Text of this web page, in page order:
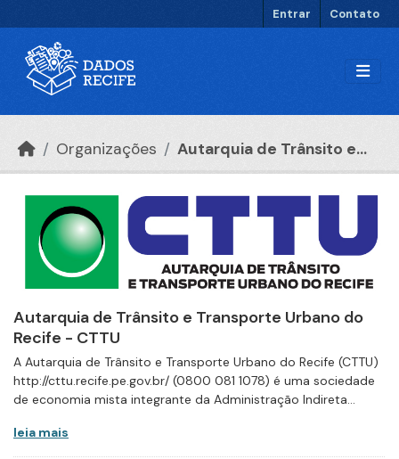
Entrar Contato
Organizações Autarquia de Trânsito e...
Autarquia de Trânsito e Transporte Urbano do
Recife - CTTU
A Autarquia de Trânsito e Transporte Urbano do Recife (CTTU)
http://cttu.recife.pe.gov.br/ (0800 081 1078) é uma sociedade
de economia mista integrante da Administração Indireta...
leia mais